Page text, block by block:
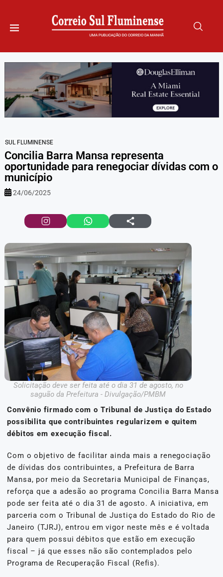
SUL FLUMINENSE
Concilia Barra Mansa representa
oportunidade para renegociar dívidas com o
município
24/06/2025
Solicitação deve ser feita até o dia 31 de agosto, no
saguão da Prefeitura - Divulgação/PMBM
Convênio firmado com o Tribunal de Justiça do Estado
possibilita que contribuintes regularizem e quitem
débitos em execução fiscal.
Com o objetivo de facilitar ainda mais a renegociação
de dívidas dos contribuintes, a Prefeitura de Barra
Mansa, por meio da Secretaria Municipal de Finanças,
reforça que a adesão ao programa Concilia Barra Mansa
pode ser feita até o dia 31 de agosto. A iniciativa, em
parceria com o Tribunal de Justiça do Estado do Rio de
Janeiro (TJRJ), entrou em vigor neste mês e é voltada
para quem possui débitos que estão em execução
fiscal – já que esses não são contemplados pelo
Programa de Recuperação Fiscal (Refis).